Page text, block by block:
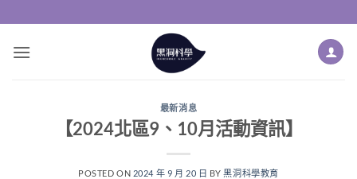
to
content
最新消息
【2024北區9、10月活動資訊】
POSTED ON 2024 年 9 月 20 日 BY黑洞科學教育